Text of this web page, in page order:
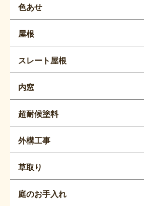
色あせ
屋根
スレート屋根
内窓
超耐候塗料
外構工事
草取り
庭のお手入れ